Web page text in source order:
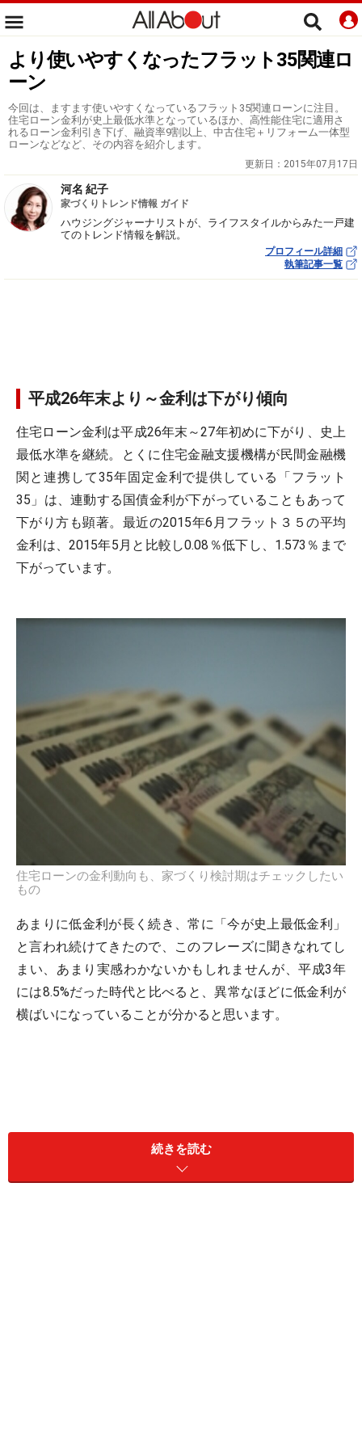
より使いやすくなったフラット35関連ロ
ーン
今回は、ますます使いやすくなっているフラット35関連ローンに注目。
住宅ローン金利が史上最低水準となっているほか、高性能住宅に適用さ
れるローン金利引き下げ、融資率9割以上、中古住宅＋リフォーム一体型
ローンなどなど、その内容を紹介します。
更新日： 2015年07月17日
河名 紀子
家づくりトレンド情報 ガイド
ハウジングジャーナリストが、ライフスタイルからみた一戸建
てのトレンド情報を解説。
プロフィール詳細
執筆記事一覧
平成26年末より～金利は下がり傾向
住宅ローン金利は平成26年末～27年初めに下がり、史上
最低水準を継続。とくに住宅金融支援機構が民間金融機
関と連携して35年固定金利で提供している「フラット
35」は、連動する国債金利が下がっていることもあって
下がり方も顕著。最近の2015年6月フラット３５の平均
金利は、2015年5月と比較し0.08％低下し、1.573％まで
下がっています。
住宅ローンの金利動向も、家づくり検討期はチェックしたい
もの
あまりに低金利が長く続き、常に「今が史上最低金利」
と言われ続けてきたので、このフレーズに聞きなれてし
まい、あまり実感わかないかもしれませんが、平成3年
には8.5%だった時代と比べると、異常なほどに低金利が
横ばいになっていることが分かると思います。
続きを読む